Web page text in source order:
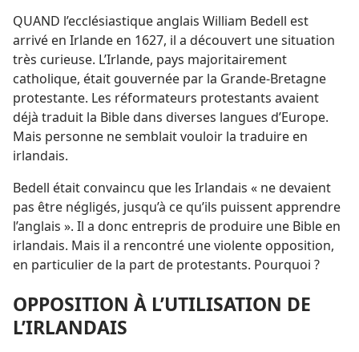
QUAND l’ecclésiastique anglais William Bedell est
arrivé en Irlande en 1627, il a découvert une situation
très curieuse. L’Irlande, pays majoritairement
catholique, était gouvernée par la Grande-Bretagne
protestante. Les réformateurs protestants avaient
déjà traduit la Bible dans diverses langues d’Europe.
Mais personne ne semblait vouloir la traduire en
irlandais.
Bedell était convaincu que les Irlandais « ne devaient
pas être négligés, jusqu’à ce qu’ils puissent apprendre
l’anglais ». Il a donc entrepris de produire une Bible en
irlandais. Mais il a rencontré une violente opposition,
en particulier de la part de protestants. Pourquoi ?
OPPOSITION À L’UTILISATION DE
L’IRLANDAIS